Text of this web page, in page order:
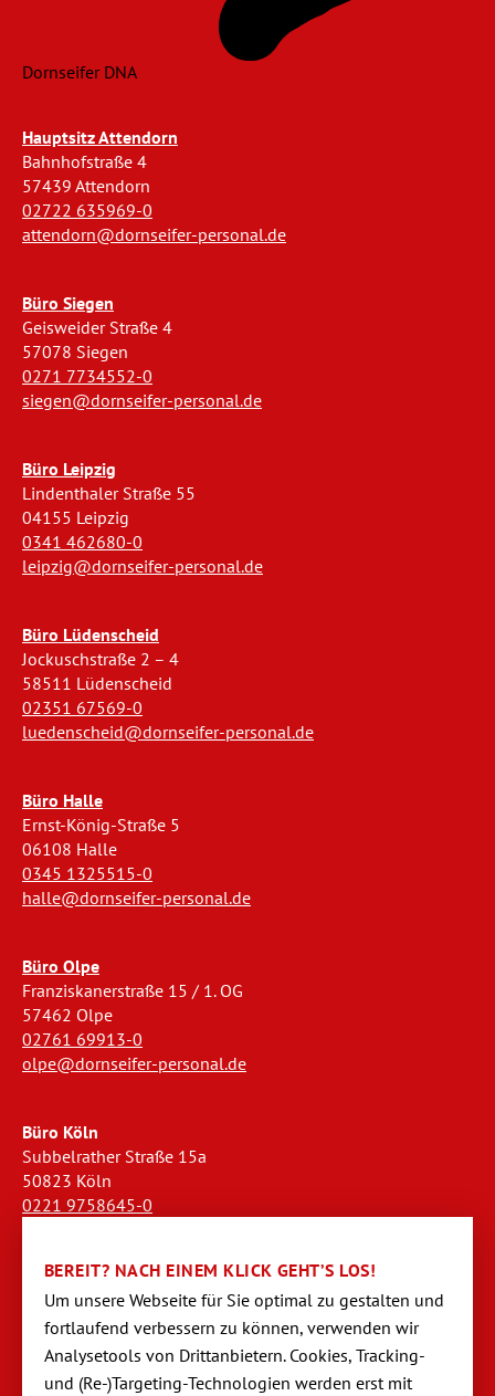
Dornseifer DNA
Hauptsitz Attendorn
Bahnhofstraße 4
57439 Attendorn
02722 635969-0
attendorn@dornseifer-personal.de
Büro Siegen
Geisweider Straße 4
57078 Siegen
0271 7734552-0
siegen@dornseifer-personal.de
Büro Leipzig
Lindenthaler Straße 55
04155 Leipzig
0341 462680-0
leipzig@dornseifer-personal.de
Büro Lüdenscheid
Jockuschstraße 2 – 4
58511 Lüdenscheid
02351 67569-0
luedenscheid@dornseifer-personal.de
Büro Halle
Ernst-König-Straße 5
06108 Halle
0345 1325515-0
halle@dornseifer-personal.de
Büro Olpe
Franziskanerstraße 15 / 1. OG
57462 Olpe
02761 69913-0
olpe@dornseifer-personal.de
Büro Köln
Subbelrather Straße 15a
50823 Köln
0221 9758645-0
Büro Stendal
Westwall 18
39576 Stendal
03931 520944-0
BEREIT? NACH EINEM KLICK GEHT’S LOS!
Um unsere Webseite für Sie optimal zu gestalten und
fortlaufend verbessern zu können, verwen­den wir
Analysetools von Dritt­anbietern. Cookies, Tracking-
und (Re-)Targeting-Techno­logien werden erst mit